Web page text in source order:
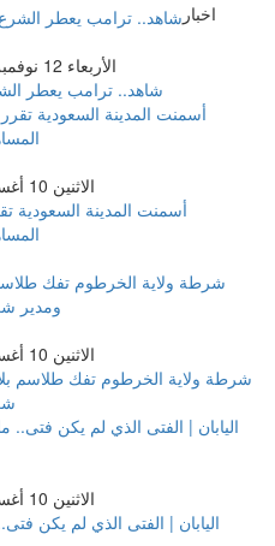
اخبار
الأربعاء 12 نوفمبر 2025 04:09 مساءً
شاهد.. ترامب يعطر
الاثنين 10 أغسطس 2026 12:38 صباحاً
الاثنين 10 أغسطس 2026 12:59 صباحاً
شرطة ولاية الخرطوم تفك طلاسم
الاثنين 10 أغسطس 2026 02:04 صباحاً
اليابان | الفتى الذي لم يكن